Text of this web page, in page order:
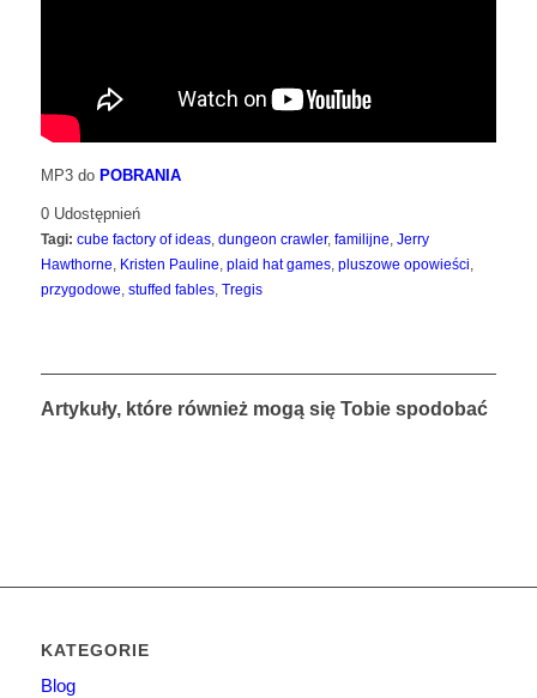
MP3 do POBRANIA
0 Udostępnień
Tagi: cube factory of ideas, dungeon crawler, familijne Jerry
Hawthorne
Kristen Pauline plaid hat games, pluszowe opowieści
przygodowe stuffed fables, Tregis
Artykuły, które również mogą się Tobie spodobać
KATEGORIE
Blog